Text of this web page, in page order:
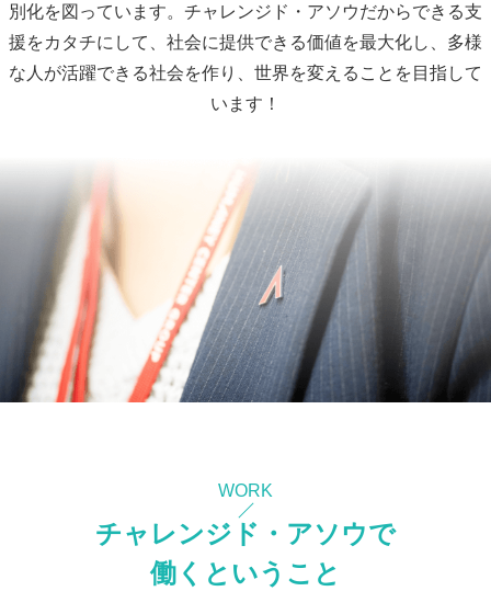
別化を図っています。チャレンジド・アソウだからできる支
援をカタチにして、社会に提供できる価値を最大化し、多様
な人が活躍できる社会を作り、世界を変えることを目指して
います！
WORK
チャレンジド・アソウで
働くということ